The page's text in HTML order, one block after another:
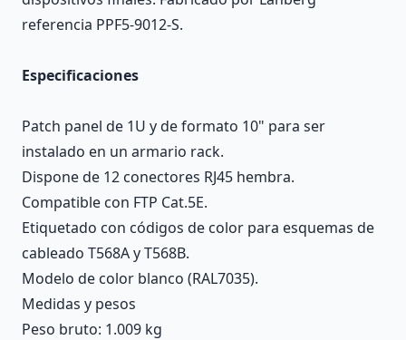
referencia PPF5-9012-S.
Especificaciones
Patch panel de 1U y de formato 10" para ser
instalado en un armario rack.
Dispone de 12 conectores RJ45 hembra.
Compatible con FTP Cat.5E.
Etiquetado con códigos de color para esquemas de
cableado T568A y T568B.
Modelo de color blanco (RAL7035).
Medidas y pesos
Peso bruto: 1.009 kg